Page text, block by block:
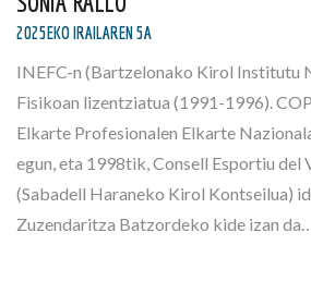
2025EKO IRAILAREN 5A
INEFC-n (Bartzelonako Kirol Institutu
Fisikoan lizentziatua (1991-1996).
Elkarte Profesionalen Elkarte
egun, eta 1998tik, Consell Esportiu del
(Sabadell Haraneko Kirol Kontseilua)
Zuzendaritza Batzordeko kide izan